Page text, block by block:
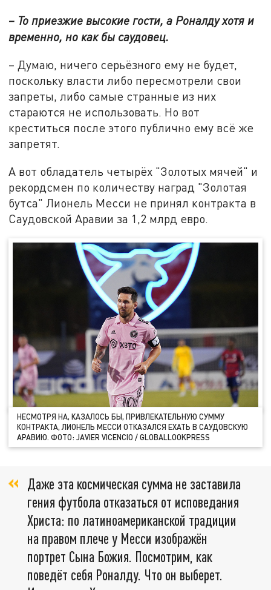
– То приезжие высокие гости, а Роналду хотя и
временно, но как бы саудовец.
– Думаю, ничего серьёзного ему не будет,
поскольку власти либо пересмотрели свои
запреты, либо самые странные из них
стараются не использовать. Но вот
креститься после этого публично ему всё же
запретят.
А вот обладатель четырёх "Золотых мячей" и
рекордсмен по количеству наград "Золотая
бутса" Лионель Месси не принял контракта в
Саудовской Аравии за 1,2 млрд евро.
НЕСМОТРЯ НА, КАЗАЛОСЬ БЫ, ПРИВЛЕКАТЕЛЬНУЮ СУММУ
КОНТРАКТА, ЛИОНЕЛЬ МЕССИ ОТКАЗАЛСЯ ЕХАТЬ В САУДОВСКУЮ
АРАВИЮ. ФОТО: JAVIER VICENCIO / GLОBALLООKPRЕSS
Даже эта космическая сумма не заставила
гения футбола отказаться от исповедания
Христа: по латиноамериканской традиции
на правом плече у Месси изображён
портрет Сына Божия. Посмотрим, как
поведёт себя Роналду. Что он выберет.